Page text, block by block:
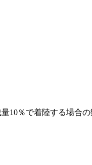
10％で着陸する場合の